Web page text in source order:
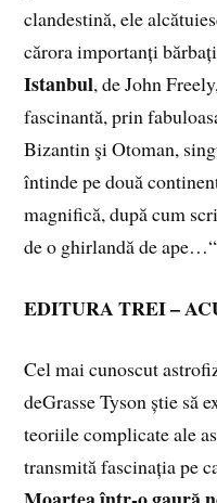
clandestină, ele
cărora importanți
Istanbul, de John
fascinantă, prin
Bizantin şi Otoman,
întinde pe două
magnifică, după cum
de o ghirlandă de ape…“
EDITURA TREI –
Cel mai cunoscut
deGrasse Tyson știe să
teoriile complicate ale
transmită fascinația pe